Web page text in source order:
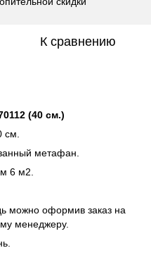
К сравнению
(40 см.)
см.
метафан.
6 м2.
можно оформив заказ на
менеджеру.